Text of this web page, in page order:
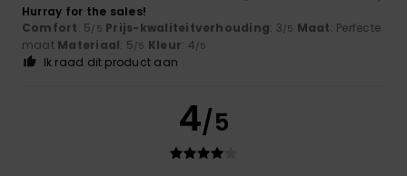
Hurray for the sales!
Comfort: 5/5 Prijs-kwaliteitverhouding: 3/5 Maat: Perfecte
maat Materiaal: 5/5 Kleur: 4/5
Ik raad dit product aan
4/5